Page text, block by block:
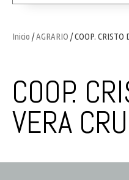
Inicio /AGRARIO / COOP. CRISTO
COOP.
VERA